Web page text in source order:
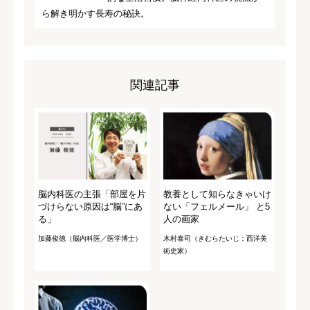
ら解き明かす長寿の秘訣。
関連記事
脳内科医の主張「部屋を片
づけらない原因は“脳”にあ
る」
加藤俊徳（脳内科医／医学博士）
教養として知らなきゃいけ
ない「フェルメール」 と5
人の画家
木村泰司（きむらたいじ：西洋美
術史家）